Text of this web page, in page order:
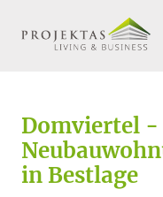
Domviertel -
in Bestlage